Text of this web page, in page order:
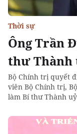
Ông Trần
thư Thành
Thời sự
Bộ Chính trị quyết
viên Bộ Chính trị,
làm Bí thư Thành